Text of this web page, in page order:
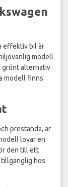
effektiv bil är
modell
grönt alternativ
modell finns
prestanda, är
lovar en
den till ett
hos